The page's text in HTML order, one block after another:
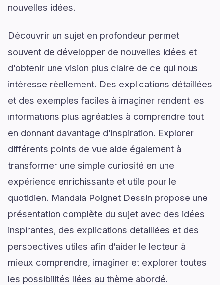
nouvelles idées.
Découvrir un sujet en profondeur permet
souvent de développer de nouvelles idées et
d’obtenir une vision plus claire de ce qui nous
intéresse réellement. Des explications détaillées
et des exemples faciles à imaginer rendent les
informations plus agréables à comprendre tout
en donnant davantage d’inspiration. Explorer
différents points de vue aide également à
transformer une simple curiosité en une
expérience enrichissante et utile pour le
quotidien. Mandala Poignet Dessin propose une
présentation complète du sujet avec des idées
inspirantes, des explications détaillées et des
perspectives utiles afin d’aider le lecteur à
mieux comprendre, imaginer et explorer toutes
les possibilités liées au thème abordé.